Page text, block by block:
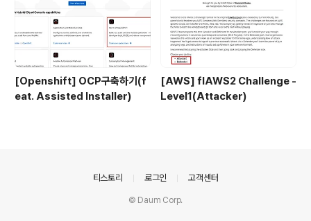
[Openshift] OCP구축하기(f
eat. Assisted Installer)
[AWS] flAWS2 Challenge -
Level1(Attacker)
티스토리 로그인 고객센터
© Daum Corp.